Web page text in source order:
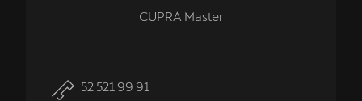
CUPRA Master
52 521 99 91